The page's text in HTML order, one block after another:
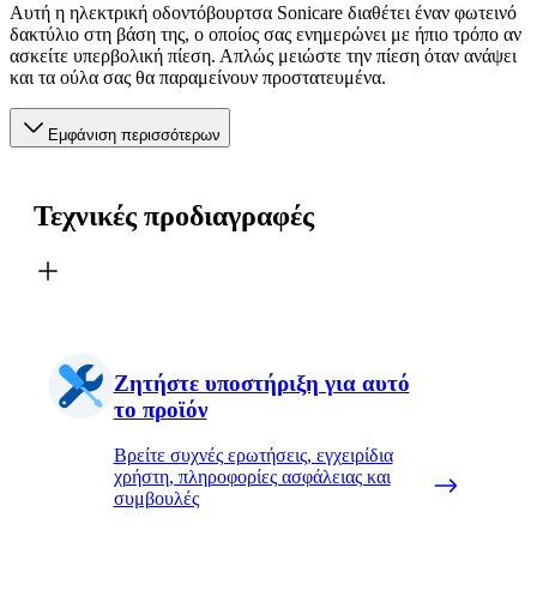
Αυτή η ηλεκτρική οδοντόβουρτσα Sonicare διαθέτει έναν φωτεινό
δακτύλιο στη βάση της, ο οποίος σας ενημερώνει με ήπιο τρόπο αν
ασκείτε υπερβολική πίεση. Απλώς μειώστε την πίεση όταν ανάψει
και τα ούλα σας θα παραμείνουν προστατευμένα.
Εμφάνιση περισσότερων
Τεχνικές προδιαγραφές
Ζητήστε υποστήριξη για αυτό
το προϊόν
Βρείτε συχνές ερωτήσεις, εγχειρίδια
χρήστη, πληροφορίες ασφάλειας και
συμβουλές